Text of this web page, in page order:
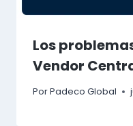
Los
Vendor
PorPadeco Global